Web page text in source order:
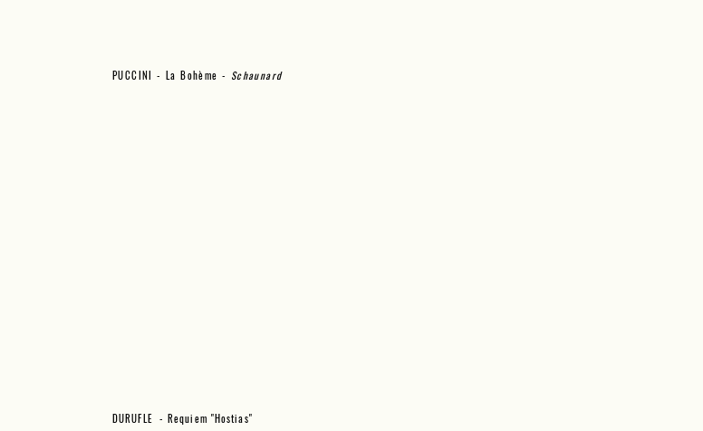
PUCCINI - La Bohème - Schaunard
DURUFLE - Requiem "Hostias"